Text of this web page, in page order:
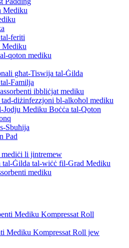
Mediku
feriti
Mediku
qoton mediku
għat-Tiswija tal-Ġilda
Familja
ibbliċjat mediku
diżinfezzjoni bl-alkoħol mediku
Mediku Boċċa tal-Qoton
Sbuħija
Pad
li jintremew
tal-Ġilda tal-wiċċ fil-Grad Mediku
mediku
Mediku Kompressat Roll jew